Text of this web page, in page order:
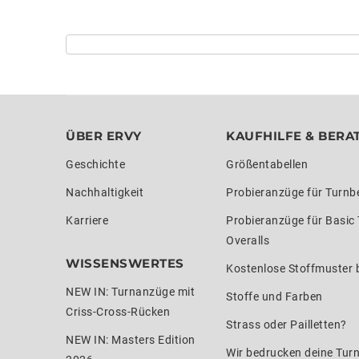
ÜBER ERVY
Geschichte
Nachhaltigkeit
Karriere
WISSENSWERTES
NEW IN: Turnanzüge mit
Criss-Cross-Rücken
NEW IN: Masters Edition
KAUFHILFE &
Größentabellen
Probieranzüge für
Probieranzüge für Basic
Overalls
Kostenlose Stoffmuster
Stoffe und Farben
Strass oder Pailletten?
Wir bedrucken deine